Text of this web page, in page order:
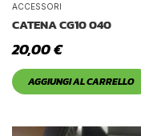
ACCESSORI
CATENA CG10 040
20,00€
AGGIUNGI AL CARRELLO